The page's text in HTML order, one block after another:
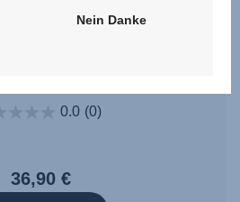
0.0 (0)
36,90 €
Nein Danke